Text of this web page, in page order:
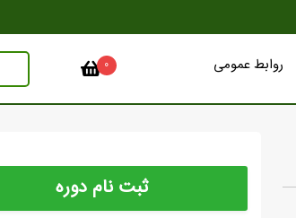
روابط عمومی 0
ثبت نام دوره